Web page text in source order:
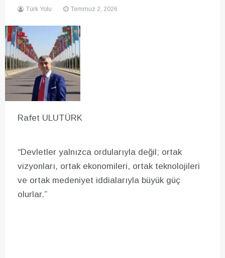
Türk Yolu Temmuz 2, 2026
Rafet ULUTÜRK
“Devletler yalnızca ordularıyla değil; ortak
vizyonları, ortak ekonomileri, ortak teknolojileri
ve ortak medeniyet iddialarıyla büyük güç
olurlar.”